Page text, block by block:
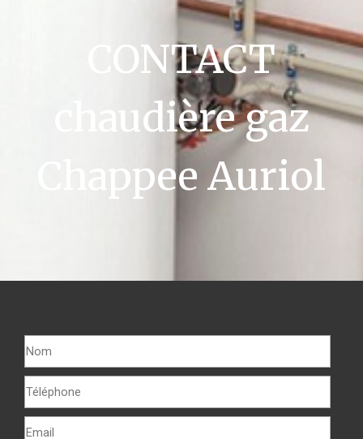
CONTACT
chaudière gaz
Chappee Auriol